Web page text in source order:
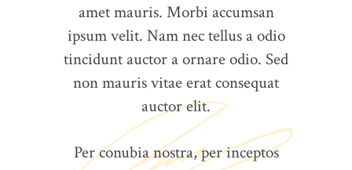
amet mauris. Morbi accumsan
ipsum velit. Nam nec tellus a odio
tincidunt auctor a ornare odio. Sed
non mauris vitae erat consequat
auctor elit.
Per conubia nostra, per inceptos